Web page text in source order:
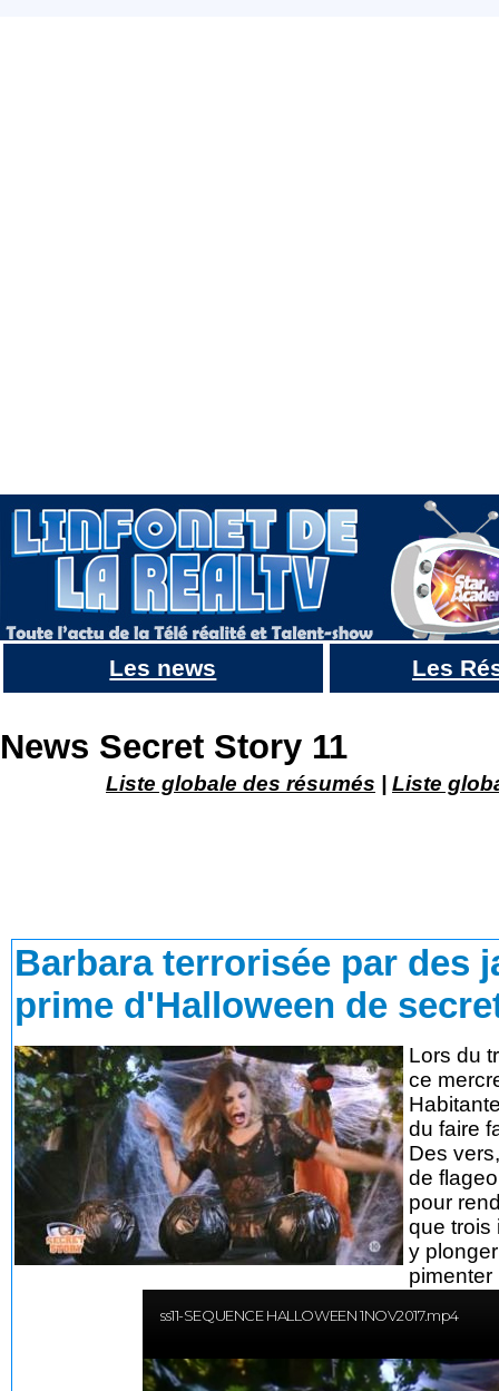
Les news Les
News Secret Story 11
Liste globale des résumés Liste
Barbara terrorisée par des
prime d'Halloween de
Lors du
ce
du faire
Des
de
pour
que trois
y
pimenter